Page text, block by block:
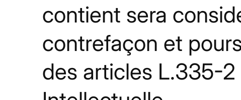
contient sera
contrefaçon et
des articles L.335-